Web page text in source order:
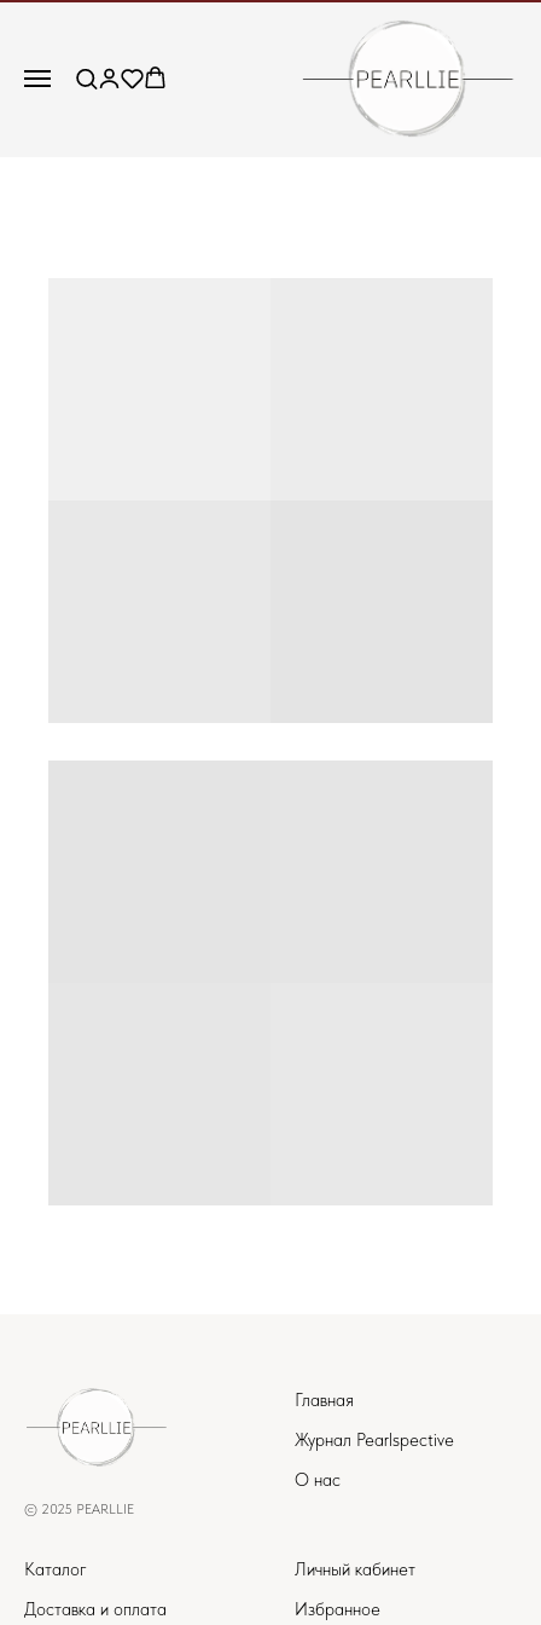
© 2025 PEARLLIE
Главная
Журнал Pearlspective
О нас
Каталог
Доставка и оплата
Личный кабинет
Избранное